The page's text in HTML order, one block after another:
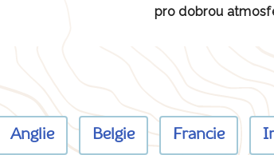
pro dobrou
Anglie Belgie Francie